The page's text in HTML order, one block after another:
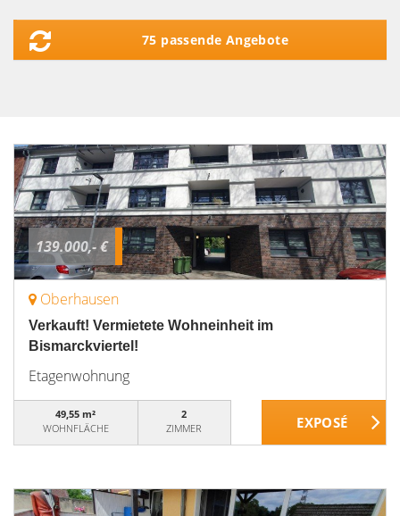
75 passende Angebote
139.000,- €
Oberhausen
Verkauft! Vermietete Wohneinheit im
Bismarckviertel!
Etagenwohnung
49,55 m²
WOHNFLÄCHE
2
ZIMMER